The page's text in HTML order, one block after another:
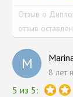
Отзыв о
отзыв
M 8 лет
5 из 5: